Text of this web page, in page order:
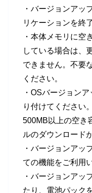
・バージョンアッ
リケーションを終
・本体メモリに空
している場合は、
できません。不要
ください。
・OSバージョン
り付けてください
500MB以上の空き
ルのダウンロード
・バージョンアッ
ての機能をご利用
・バージョンアッ
たり、電池パック